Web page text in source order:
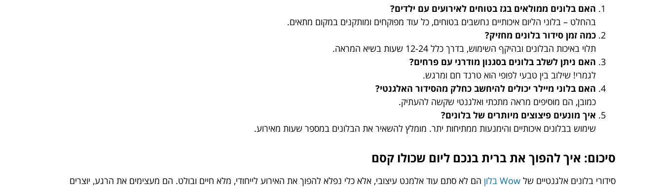
האם בלונים ממולאים בגז בטוחים לאירועים עם ילדים?
בהחלט – בלוני הליום איכותיים נחשבים בטוחים, כל עוד מפוקחים ומותקנים במקום מתאים.
כמה זמן סידור בלונים מחזיק?
תלוי באיכות הבלונים ובהיקף השימוש, בדרך כלל 12-24 שעות בשיא המראה.
האם ניתן לשלב בלונים בסגנון מודרני עם פרחים?
לגמרי! שילוב בין טבעי לפופי הוא טרנד חם ומרגש.
האם בלוני מיילר יכולים להיחשב כחלק מהסידור האלגנטי?
כמובן, הם מוסיפים מראה מתכתי ואלגנטי שקשה להעתיק.
איך מונעים פיצוצים מיותרים של בלונים?
שימוש בבלונים איכותיים והימנעות ממתיחות יתר. מומלץ להשאיר את הבלונים במספר שעות מאירוע.
סיכום: איך להפוך את ברית בנכם ליום שכולו קסם
סידורי בלונים אלגנטיים של Wow בלון
הם לא סתם עוד אלמנט עיצובי, אלא כלי נפלא להפוך את האירוע לייחודי, מלא חיים ובולט. הם מעצימים את הרגע, יוצרים